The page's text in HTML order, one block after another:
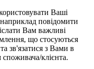
Ваші
повідомити
Вам важливі
що стосуються
зв'язатися з Вами в
споживача/клієнта.